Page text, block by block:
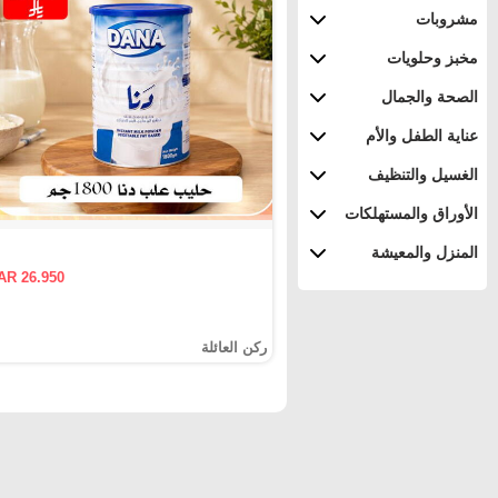
مشروبات
مخبز وحلويات
الصحة والجمال
عناية الطفل والأم
الغسيل والتنظيف
الأوراق والمستهلكات
المنزل والمعيشة
26.950
ركن العائلة